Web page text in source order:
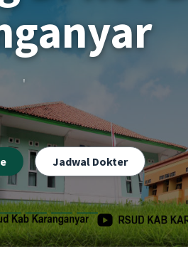
'
Jadwal Dokter